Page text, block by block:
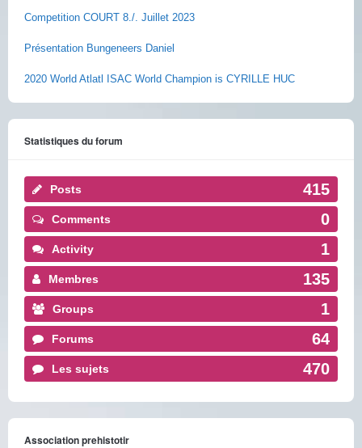
Competition COURT 8./. Juillet 2023
Présentation Bungeneers Daniel
2020 World Atlatl ISAC World Champion is CYRILLE HUC
Statistiques du forum
Posts 415
Comments 0
Activity 1
Membres 135
Groups 1
Forums 64
Les sujets 470
Association prehistotir